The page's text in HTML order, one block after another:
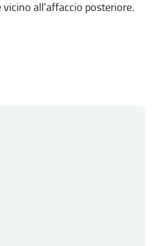
all’affaccio posteriore.